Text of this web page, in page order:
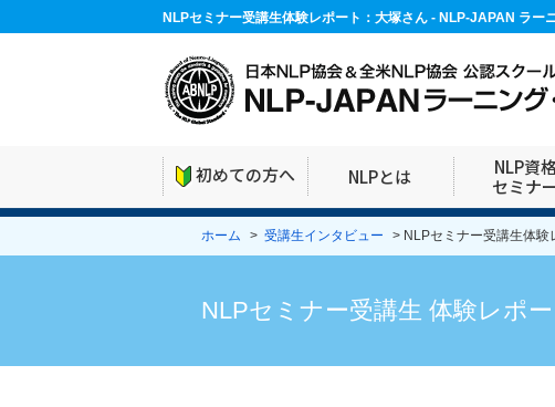
NLPセミナー受講生体験レポート：大塚さん - NLP-JAPAN ラー
初めての方へ NLPとは
NLP資
セミナー
ホーム > 受講生インタビュー > NLPセミナー受講生体験
NLPセミナー受講生 体験レポー